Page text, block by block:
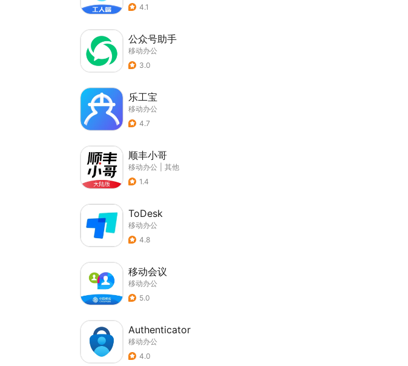
4.1
公众号助手
移动办公
3.0
乐工宝
移动办公
4.7
顺丰小哥
移动办公
其他
1.4
ToDesk
移动办公
4.8
移动会议
移动办公
5.0
Authenticator
移动办公
4.0